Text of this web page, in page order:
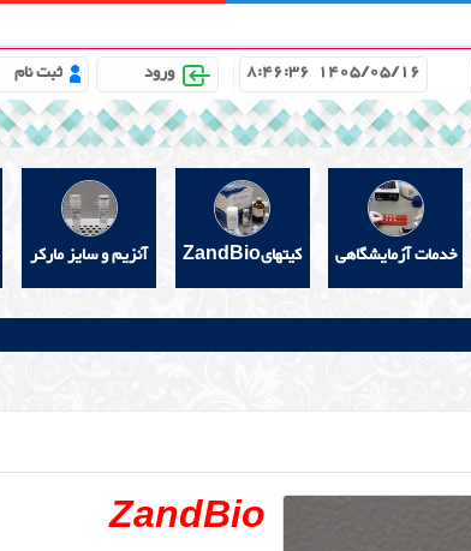
1405/05/16
8:46:37 ورود ثبت نام
خدمات آزمایشگاهی کیتهایZandBio آنزیم و سایز مارکر
ZandBio